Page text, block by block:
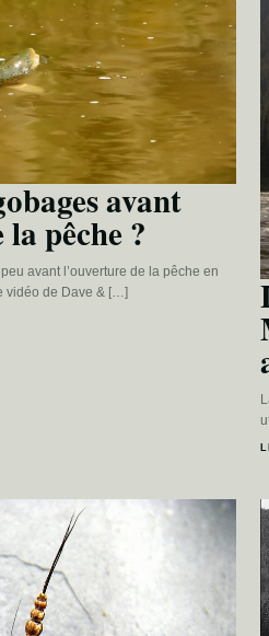
avant
pêche ?
avant l’ouverture de la pêche en
vidéo de Dave & […]